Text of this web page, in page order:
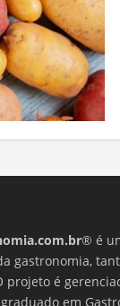
® é
gastronomia,
projeto é
em